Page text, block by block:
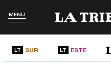
MENÚ
LT SUR LT ESTE